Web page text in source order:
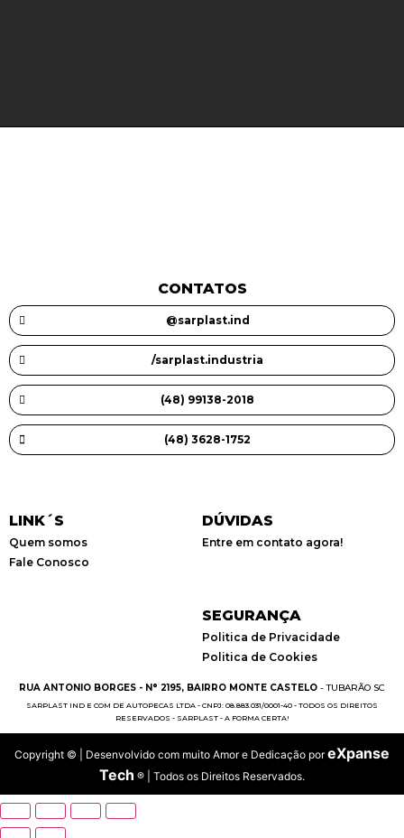
CONTATOS
@sarplast.ind
/sarplast.industria
(48) 99138-2018
(48) 3628-1752
LINK´S
Quem somos
Fale Conosco
DÚVIDAS
Entre em contato agora!
SEGURANÇA
Politica de Privacidade
Politica de Cookies
RUA ANTONIO BORGES - N° 2195, BAIRRO MONTE CASTELO - TUBARÃO SC
SARPLAST IND E COM DE AUTOPECAS LTDA - CNPJ: 08.883.031/0001-40 - TODOS OS DIREITOS
RESERVADOS - SARPLAST - A FORMA CERTA!
Copyright © | Desenvolvido com muito Amor e Dedicação poreXpanse
Tech ® | Todos os Direitos Reservados.